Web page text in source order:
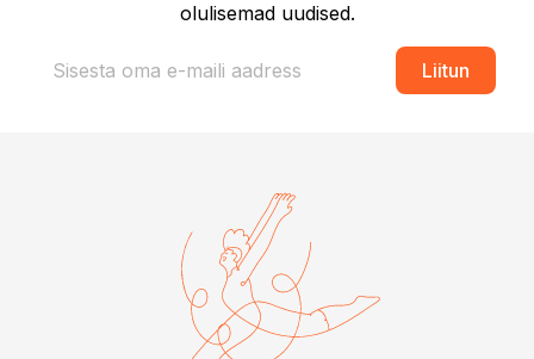
olulisemad uudised.
Liitun